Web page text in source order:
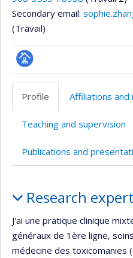
Secondary email:
(Travail)
Page
professionnelle
Profile Affiliations
Teaching and supervision
Publications and
Research
J'ai une pratique clinique
généraux de 1ère ligne,
médecine des toxicomanies